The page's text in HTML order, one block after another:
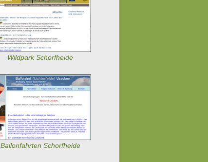
Wildpark Schorfheide
Ballonfahrten Schorfheide